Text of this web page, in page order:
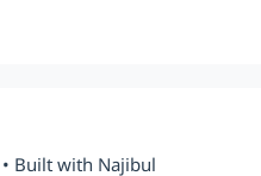
Built with Najibul